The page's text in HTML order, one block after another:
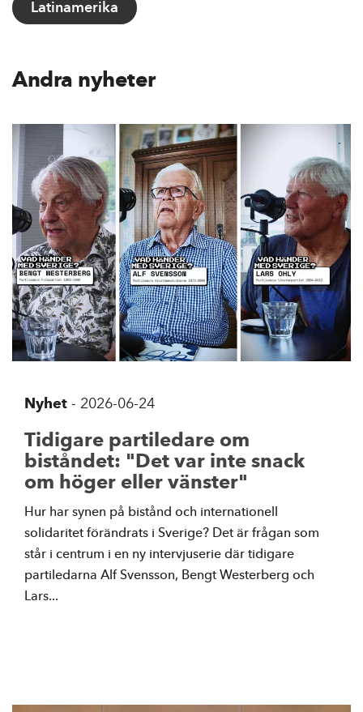
Latinamerika
Andra nyheter
Nyhet - 2026-06-24
Tidigare partiledare om
biståndet: "Det var inte snack
om höger eller vänster"
Hur har synen på bistånd och internationell
solidaritet förändrats i Sverige? Det är frågan som
står i centrum i en ny intervjuserie där tidigare
partiledarna Alf Svensson, Bengt Westerberg och
Lars...